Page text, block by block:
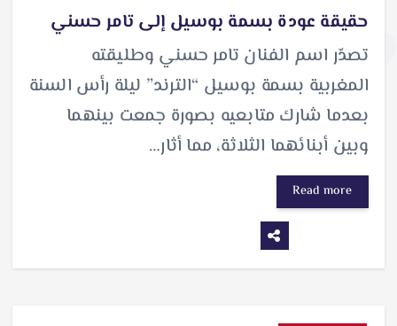
حقيقة عودة بسمة بوسيل إلى تامر حسني
تصدّر اسم الفنان تامر حسني وطليقته
المغربية بسمة بوسيل “الترند” ليلة رأس السنة
بعدما شارك متابعيه بصورة جمعت بينهما
وبين أبنائهما الثلاثة، مما أثار…
Read more